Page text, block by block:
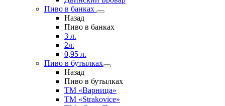
Пиво в банках
Назад
Пиво в банках
3 л.
2л.
0,95 л.
Пиво в бутылках
Назад
Пиво в бутылках
ТМ «Варница»
ТМ «Strakovice»